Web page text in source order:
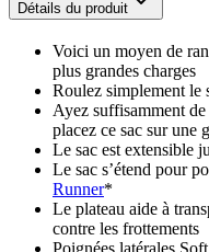
Détails du produit
Voici un moyen de
plus grandes charges
Roulez simplement le
Ayez suffisamment
placez ce sac sur une
Le sac est extensible
Le sac s’étend pour
Runner*
Le plateau aide à
contre les frottements
Poignées latérales